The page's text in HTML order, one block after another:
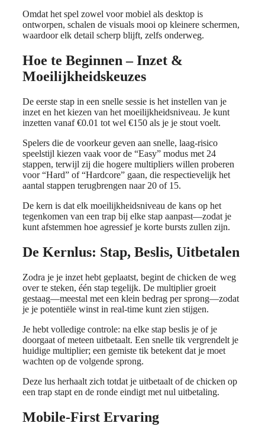
Omdat het spel zowel voor mobiel als desktop is
ontworpen, schalen de visuals mooi op kleinere schermen,
waardoor elk detail scherp blijft, zelfs onderweg.
Hoe te Beginnen – Inzet &
Moeilijkheidskeuzes
De eerste stap in een snelle sessie is het instellen van je
inzet en het kiezen van het moeilijkheidsniveau. Je kunt
inzetten vanaf €0.01 tot wel €150 als je je stout voelt.
Spelers die de voorkeur geven aan snelle, laag‑risico
speelstijl kiezen vaak voor de “Easy” modus met 24
stappen, terwijl zij die hogere multipliers willen proberen
voor “Hard” of “Hardcore” gaan, die respectievelijk het
aantal stappen terugbrengen naar 20 of 15.
De kern is dat elk moeilijkheidsniveau de kans op het
tegenkomen van een trap bij elke stap aanpast—zodat je
kunt afstemmen hoe agressief je korte bursts zullen zijn.
De Kernlus: Stap, Beslis, Uitbetalen
Zodra je je inzet hebt geplaatst, begint de chicken de weg
over te steken, één stap tegelijk. De multiplier groeit
gestaag—meestal met een klein bedrag per sprong—zodat
je je potentiële winst in real-time kunt zien stijgen.
Je hebt volledige controle: na elke stap beslis je of je
doorgaat of meteen uitbetaalt. Een snelle tik vergrendelt je
huidige multiplier; een gemiste tik betekent dat je moet
wachten op de volgende sprong.
Deze lus herhaalt zich totdat je uitbetaalt of de chicken op
een trap stapt en de ronde eindigt met nul uitbetaling.
Mobile‑First Ervaring